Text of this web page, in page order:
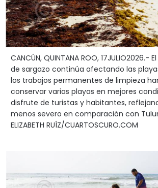
CANCÚN, QUINTANA ROO, 17JULIO2026.-
de sargazo continúa afectando las
los trabajos permanentes de limpieza
conservar varias playas en mejores
disfrute de turistas y habitantes,
menos severo en comparación con
ELIZABETH RUÍZ/CUARTOSCURO.COM